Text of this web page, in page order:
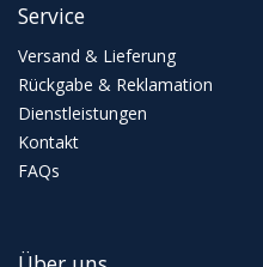
Service
Versand & Lieferung
Rückgabe & Reklamation
Dienstleistungen
Kontakt
FAQs